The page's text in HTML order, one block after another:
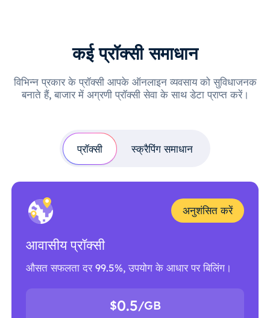
कई प्रॉक्सी समाधान
विभिन्न प्रकार के प्रॉक्सी आपके ऑनलाइन व्यवसाय को सुविधाजनक
बनाते हैं, बाजार में अग्रणी प्रॉक्सी सेवा के साथ डेटा प्राप्त करें।
प्रॉक्सी स्क्रैपिंग समाधान
अनुशंसित करें
आवासीय प्रॉक्सी
औसत सफलता दर 99.5%, उपयोग के आधार पर बिलिंग।
$0.5/GB